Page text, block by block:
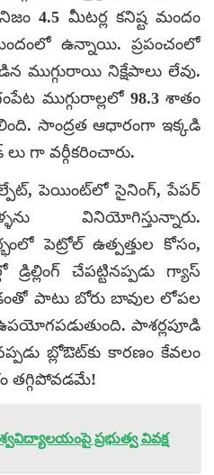
4.5 మీటర్ల కనిష్ట మందం
ఉన్నాయి. ప్రపంచంలో
ముగ్గురాయి నిక్షేపాలు లేవు.
ముగ్గురాల్లలో 98.3 శాతం
సాంద్రత ఆధారంగా ఇక్కడి
లు గా వర్గీకరించారు.
పెయింట్‌లో సైనింగ్, పేపర్
వినియోగిస్తున్నారు.
పెట్రోల్ ఉత్పత్తుల కోసం,
చేపట్టినప్పడు గ్యాస్
పాటు బోరు బావుల లోపల
పాశర్లపూడి
బ్లోఔట్‌కు కారణం కేవలం
తగ్గిపోవడమే!
ప్రభుత్వ వివక్ష